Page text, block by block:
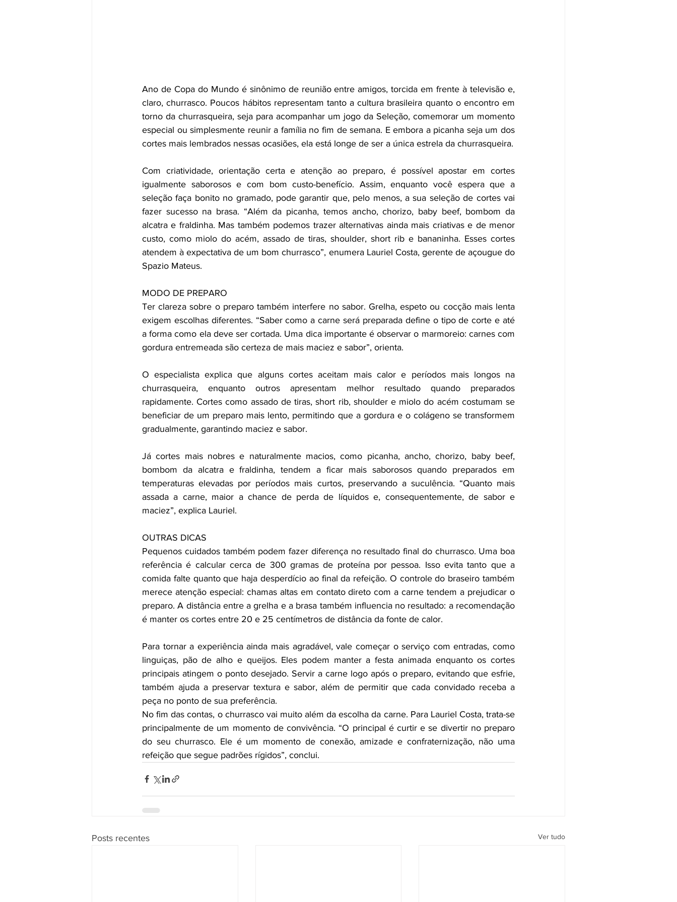
Ano de Copa do Mundo é sinônimo de reunião entre amigos, torcida em frente à televisão e,
claro, churrasco. Poucos hábitos representam tanto a cultura brasileira quanto o encontro em
torno da churrasqueira, seja para acompanhar um jogo da Seleção, comemorar um momento
especial ou simplesmente reunir a família no fim de semana. E embora a picanha seja um dos
cortes mais lembrados nessas ocasiões, ela está longe de ser a única estrela da churrasqueira.
Com criatividade, orientação certa e atenção ao preparo, é possível apostar em cortes
igualmente saborosos e com bom custo-benefício. Assim, enquanto você espera que a
seleção faça bonito no gramado, pode garantir que, pelo menos, a sua seleção de cortes vai
fazer sucesso na brasa. “Além da picanha, temos ancho, chorizo, baby beef, bombom da
alcatra e fraldinha. Mas também podemos trazer alternativas ainda mais criativas e de menor
custo, como miolo do acém, assado de tiras, shoulder, short rib e bananinha. Esses cortes
atendem à expectativa de um bom churrasco”, enumera Lauriel Costa, gerente de açougue do
Spazio Mateus.
MODO DE PREPARO
Ter clareza sobre o preparo também interfere no sabor. Grelha, espeto ou cocção mais lenta
exigem escolhas diferentes. “Saber como a carne será preparada define o tipo de corte e até
a forma como ela deve ser cortada. Uma dica importante é observar o marmoreio: carnes com
gordura entremeada são certeza de mais maciez e sabor”, orienta.
O especialista explica que alguns cortes aceitam mais calor e períodos mais longos na
churrasqueira, enquanto outros apresentam melhor resultado quando preparados
rapidamente. Cortes como assado de tiras, short rib, shoulder e miolo do acém costumam se
beneficiar de um preparo mais lento, permitindo que a gordura e o colágeno se transformem
gradualmente, garantindo maciez e sabor.
Já cortes mais nobres e naturalmente macios, como picanha, ancho, chorizo, baby beef,
bombom da alcatra e fraldinha, tendem a ficar mais saborosos quando preparados em
temperaturas elevadas por períodos mais curtos, preservando a suculência. “Quanto mais
assada a carne, maior a chance de perda de líquidos e, consequentemente, de sabor e
maciez”, explica Lauriel.
OUTRAS DICAS
Pequenos cuidados também podem fazer diferença no resultado final do churrasco. Uma boa
referência é calcular cerca de 300 gramas de proteína por pessoa. Isso evita tanto que a
comida falte quanto que haja desperdício ao final da refeição. O controle do braseiro também
merece atenção especial: chamas altas em contato direto com a carne tendem a prejudicar o
preparo. A distância entre a grelha e a brasa também influencia no resultado: a recomendação
é manter os cortes entre 20 e 25 centímetros de distância da fonte de calor.
Para tornar a experiência ainda mais agradável, vale começar o serviço com entradas, como
linguiças, pão de alho e queijos. Eles podem manter a festa animada enquanto os cortes
principais atingem o ponto desejado. Servir a carne logo após o preparo, evitando que esfrie,
também ajuda a preservar textura e sabor, além de permitir que cada convidado receba a
peça no ponto de sua preferência.
No fim das contas, o churrasco vai muito além da escolha da carne. Para Lauriel Costa, trata-se
principalmente de um momento de convivência. “O principal é curtir e se divertir no preparo
do seu churrasco. Ele é um momento de conexão, amizade e confraternização, não uma
refeição que segue padrões rígidos”, conclui.
Posts recentes Ver tudo